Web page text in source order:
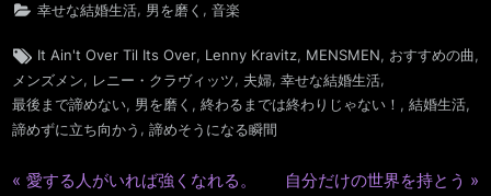
幸せな結婚生活, 男を磨く , 音楽
Tags:
It Ain't Over Til Its Over, Lenny Kravitz, MENSMEN, おすすめの曲,
メンズメン, レニー・クラヴィッツ, 夫婦, 幸せな結婚生活,
最後まで諦めない, 男を磨く , 終わるまでは終わりじゃない！ , 結婚生活,
諦めずに立ち向かう , 諦めそうになる瞬間
投
P
愛する人がいれば強くなれる。
N
自分だけの世界を持とう